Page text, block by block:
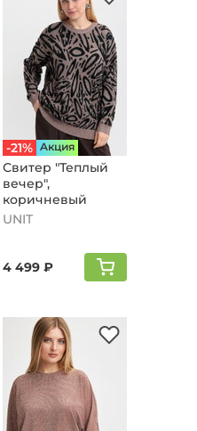
-21% Aкция
Свитер "Теплый
вечер",
коричневый
UNIT
4 499 ₽